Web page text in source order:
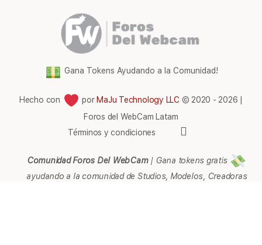
Gana Tokens Ayudando a la Comunidad!
Hecho con por MaJu Technology LLC © 2020 - 2026 |
Foros del WebCam Latam
Términos y condiciones
Comunidad Foros Del WebCam| Gana tokens gratis
ayudando a la comunidad de Studios, Modelos, Creadoras